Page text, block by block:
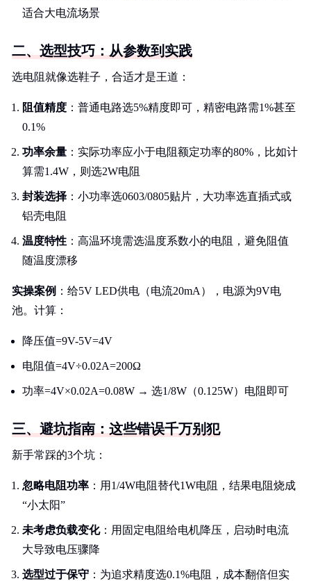
适合大电流场景
二、选型技巧：从参数到实践
选电阻就像选鞋子，合适才是王道：
阻值精度 ：普通电路选5%精度即可，精密电路需1%甚至
0.1%
功率余量 ：实际功率应小于电阻额定功率的80%，比如计
算需1.4W，则选2W电阻
封装选择 ：小功率选0603/0805贴片，大功率选直插式或
铝壳电阻
温度特性 ：高温环境需选温度系数小的电阻，避免阻值
随温度漂移
实操案例 ：给5V LED供电（电流20mA），电源为9V电
池。计算：
降压值=9V-5V=4V
电阻值=4V÷0.02A=200Ω
功率=4V×0.02A=0.08W → 选1/8W（0.125W）电阻即可
三、避坑指南：这些错误千万别犯
新手常踩的3个坑：
忽略电阻功率 ：用1/4W电阻替代1W电阻，结果电阻烧成
“小太阳”
未考虑负载变化：用固定电阻给电机降压，启动时电流
大导致电压骤降
选型过于保守 ：为追求精度选0.1%电阻，成本翻倍但实